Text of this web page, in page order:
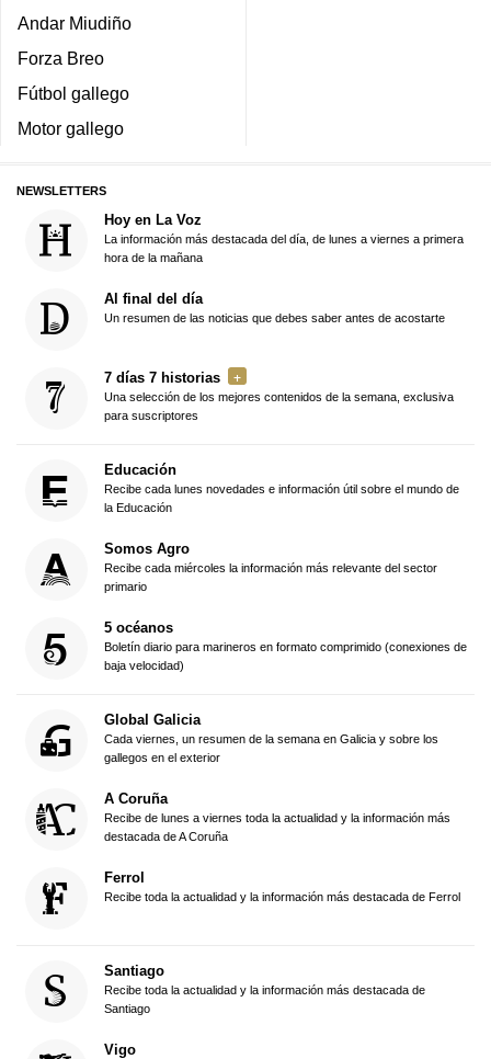
Andar Miudiño
Forza Breo
Fútbol gallego
Motor gallego
NEWSLETTERS
Hoy en La Voz
La información más destacada del día, de lunes a viernes a primera
hora de la mañana
Al final del día
Un resumen de las noticias que debes saber antes de acostarte
7 días 7 historias
Una selección de los mejores contenidos de la semana, exclusiva
para suscriptores
Educación
Recibe cada lunes novedades e información útil sobre el mundo de
la Educación
Somos Agro
Recibe cada miércoles la información más relevante del sector
primario
5 océanos
Boletín diario para marineros en formato comprimido (conexiones de
baja velocidad)
Global Galicia
Cada viernes, un resumen de la semana en Galicia y sobre los
gallegos en el exterior
A Coruña
Recibe de lunes a viernes toda la actualidad y la información más
destacada de A Coruña
Ferrol
Recibe toda la actualidad y la información más destacada de Ferrol
Santiago
Recibe toda la actualidad y la información más destacada de
Santiago
Vigo